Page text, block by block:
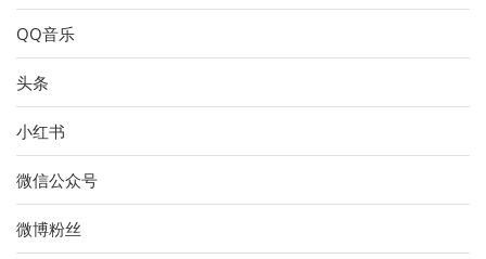
QQ音乐
头条
小红书
微信公众号
微博粉丝